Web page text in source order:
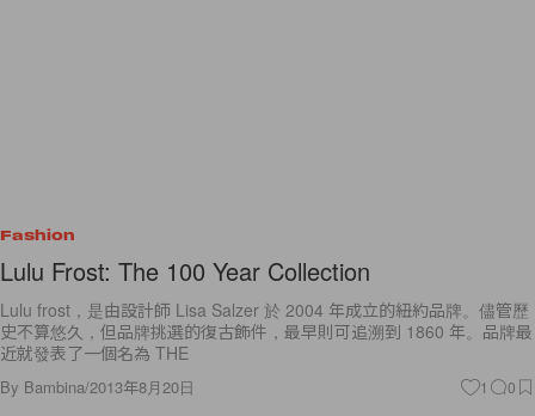
Fashion
Lulu Frost: The 100 Year Collection
Lulu frost，是由設計師 Lisa Salzer 於 2004 年成立的紐約品牌。儘管歷
史不算悠久，但品牌挑選的復古飾件，最早則可追溯到 1860 年。品牌最
近就發表了一個名為 THE
By Bambina/2013年8月20日 1 0